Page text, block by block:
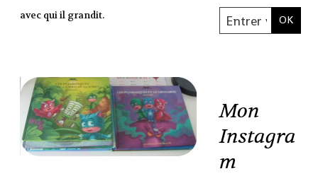
avec qui il grandit.
Mon
Instagra
m